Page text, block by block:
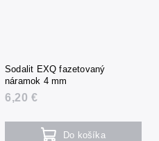
Sodalit EXQ fazetovaný
náramok 4 mm
6,20 €
Do košíka